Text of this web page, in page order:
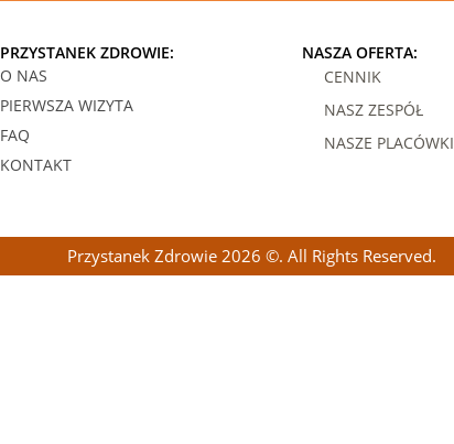
PRZYSTANEK ZDROWIE:
O NAS
PIERWSZA WIZYTA
FAQ
KONTAKT
NASZA OFERTA:
CENNIK
NASZ ZESPÓŁ
NASZE PLACÓWKI
Przystanek Zdrowie 2026 ©. All Rights Reserved.